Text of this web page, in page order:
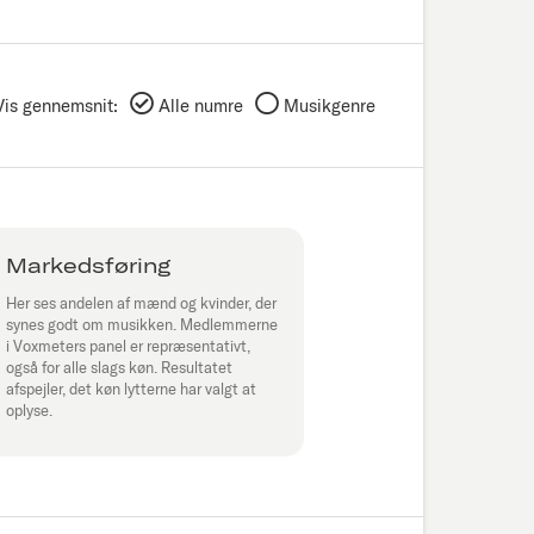
gennemsnit: Alle numre Musikgenre
Markedsføring
Her ses andelen af mænd og kvinder, der
synes godt om musikken. Medlemmerne
i Voxmeters panel er repræsentativt,
også for alle slags køn. Resultatet
afspejler, det køn lytterne har valgt at
oplyse.